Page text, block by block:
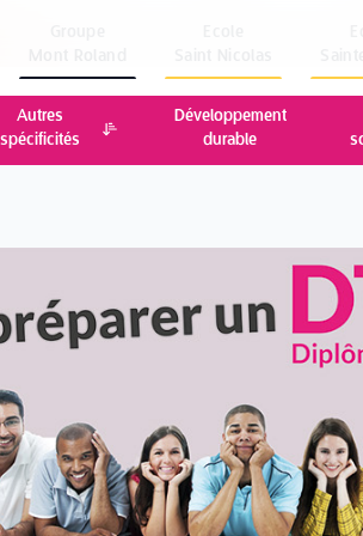
Autres
spécificités
Développement
durable